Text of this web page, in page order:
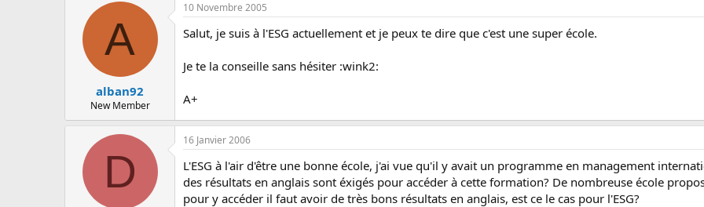
A
alban92
New Member
10 Novembre 2005
Salut, je suis à l'ESG actuellement et je peux te dire que c'est une super école.
Je te la conseille sans hésiter :wink2:
A+
D
16 Janvier 2006
L'ESG à l'air d'être une bonne école, j'ai vue qu'il y avait un programme en management
des résultats en anglais sont éxigés pour accéder à cette formation? De nombreuse école
pour y accéder il faut avoir de très bons résultats en anglais, est ce le cas pour l'ESG?